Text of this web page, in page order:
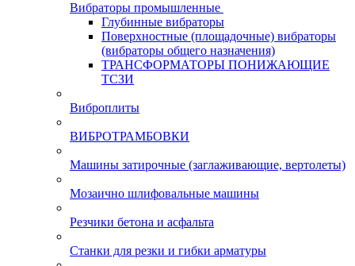
Вибраторы промышленные
Глубинные вибраторы
Поверхностные (площадочные) вибраторы
(вибраторы общего назначения)
ТРАНСФОРМАТОРЫ ПОНИЖАЮЩИЕ
ТСЗИ
Виброплиты
ВИБРОТРАМБОВКИ
Машины затирочные (заглаживающие, вертолеты)
Мозаично шлифовальные машины
Резчики бетона и асфальта
Станки для резки и гибки арматуры